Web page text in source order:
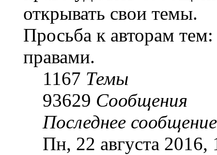
открывать свои темы.
Просьба к авторам
правами.
1167 Темы
93629 Сообщения
Последнее сообщение
Пн, 22 августа